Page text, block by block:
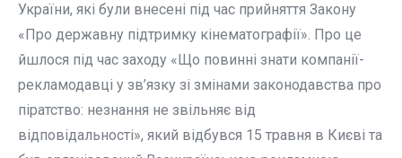
України, які були внесені під час прийняття Закону
«Про державну підтримку кінематографії». Про це
йшлося під час заходу «Що повинні знати компанії-
рекламодавці у зв’язку зі змінами законодавства про
піратство: незнання не звільняє від
відповідальності», який відбувся 15 травня в Києві та